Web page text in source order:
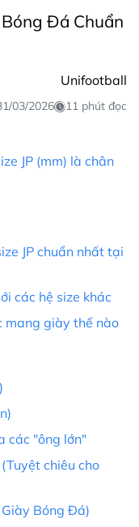
Đá Chuẩn
Unifootball
03/2026 11 phút đọc
JP (mm) là chân
JP chuẩn nhất tại
các hệ size khác
mang giày thế nào
các "ông lớn"
chiêu cho
Bóng Đá)